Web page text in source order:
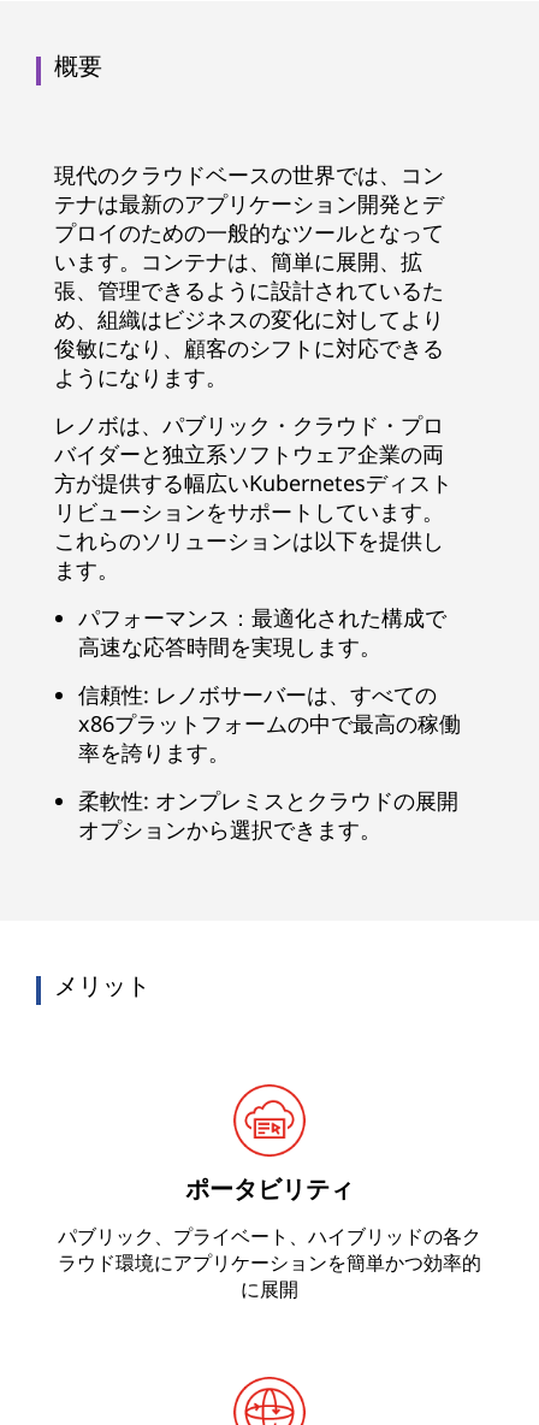
概要
現代のクラウドベースの世界では、コン
テナは最新のアプリケーション開発とデ
プロイのための一般的なツールとなって
います。コンテナは、簡単に展開、拡
張、管理できるように設計されているた
め、組織はビジネスの変化に対してより
俊敏になり、顧客のシフトに対応できる
ようになります。
レノボは、パブリック・クラウド・プロ
バイダーと独立系ソフトウェア企業の両
方が提供する幅広いKubernetesディスト
リビューションをサポートしています。
これらのソリューションは以下を提供し
ます。
パフォーマンス：最適化された構成で
高速な応答時間を実現します。
信頼性: レノボサーバーは、すべての
x86プラットフォームの中で最高の稼働
率を誇ります。
柔軟性: オンプレミスとクラウドの展開
オプションから選択できます。
メリット
ポータビリティ
パブリック、プライベート、ハイブリッドの各ク
ラウド環境にアプリケーションを簡単かつ効率的
に展開